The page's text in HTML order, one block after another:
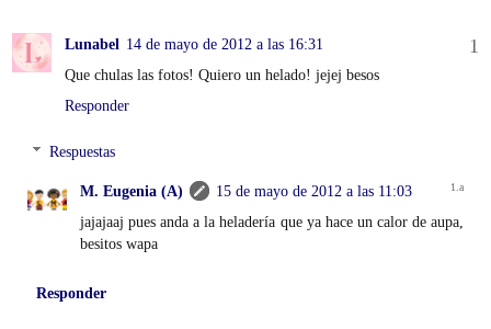
Lunabel 14 de mayo de 2012 a las 16:31
Que chulas las fotos! Quiero un helado! jejej besos
Responder
Respuestas
M. Eugenia (A)
15 de mayo de 2012 a las 11:03
jajajaaj pues anda a la heladería que ya hace un calor de aupa,
besitos wapa
Responder